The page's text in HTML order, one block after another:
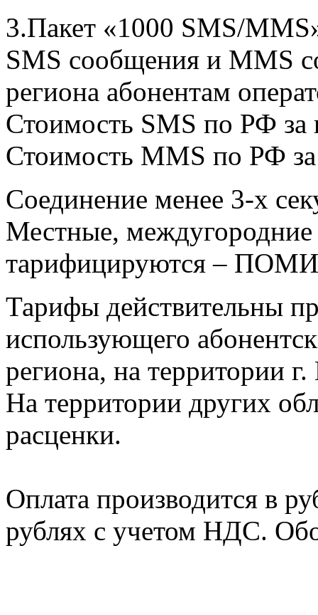
3.Пакет «1000 SMS/
SMS сообщения и MMS
региона абонентам
Стоимость SMS по РФ за
Стоимость MMS по РФ за
Соединение менее 3-х
Местные,
тарифицируются –
Тарифы действительны
использующего
региона, на территории
На территории других
расценки.
Оплата производится в
рублях с учетом НДС.